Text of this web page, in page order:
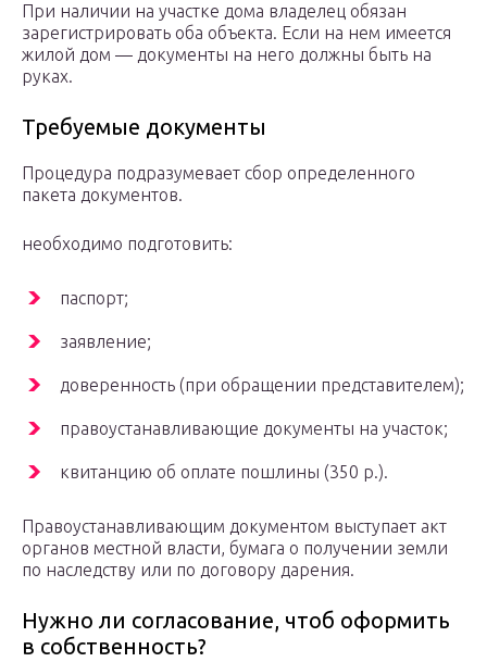
При наличии на участке дома владелец обязан
зарегистрировать оба объекта. Если на нем имеется
жилой дом — документы на него должны быть на
руках.
Требуемые документы
Процедура подразумевает сбор определенного
пакета документов.
необходимо подготовить:
паспорт;
заявление;
доверенность (при обращении представителем);
правоустанавливающие документы на участок;
квитанцию об оплате пошлины (350 р.).
Правоустанавливающим документом выступает акт
органов местной власти, бумага о получении земли
по наследству или по договору дарения.
Нужно ли согласование, чтоб оформить
в собственность?